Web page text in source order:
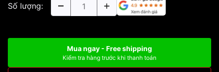
Số lượng:
Mua ngay - Free shipping
Kiểm tra hàng trước khi thanh toán